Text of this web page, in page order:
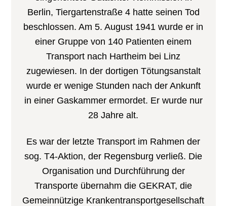
Berlin, Tiergartenstraße 4 hatte seinen Tod
beschlossen. Am 5. August 1941 wurde er in
einer Gruppe von 140 Patienten einem
Transport nach Hartheim bei Linz
zugewiesen. In der dortigen Tötungsanstalt
wurde er wenige Stunden nach der Ankunft
in einer Gaskammer ermordet. Er wurde nur
28 Jahre alt.
Es war der letzte Transport im Rahmen der
sog. T4-Aktion, der Regensburg verließ. Die
Organisation und Durchführung der
Transporte übernahm die GEKRAT, die
Gemeinnützige Krankentransportgesellschaft